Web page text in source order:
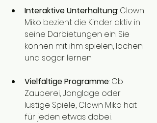
Interaktive Unterhaltung: Clown
Miko bezieht die Kinder aktiv in
seine Darbietungen ein. Sie
können mit ihm spielen, lachen
und sogar lernen.
Vielfältige Programme: Ob
Zauberei, Jonglage oder
lustige Spiele, Clown Miko hat
für jeden etwas dabei.